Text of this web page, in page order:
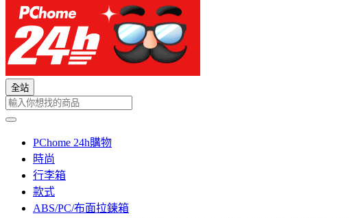
全站
PChome 24h購物
時尚
行李箱
款式
ABS/PC/布面拉鍊箱